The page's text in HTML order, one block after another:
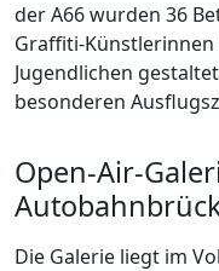
der A66 wurden 36
Graffiti-
Jugendlichen
besonderen
Open-Air-
Die Galerie liegt im